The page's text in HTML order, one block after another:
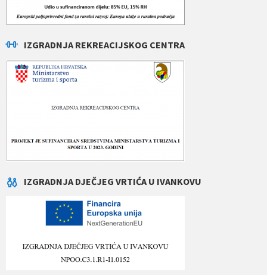
IZGRADNJA REKREACIJSKOG CENTRA
IZGRADNJA DJEČJEG VRTIĆA U IVANKOVU